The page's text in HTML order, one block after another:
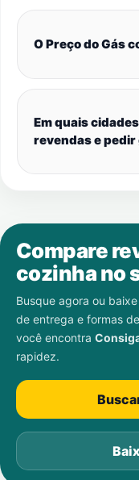
O Preço do Gás
Em quais
revendas e pedir
Compare
cozinha no
Busque agora ou
de entrega e formas
você encontra
rapidez.